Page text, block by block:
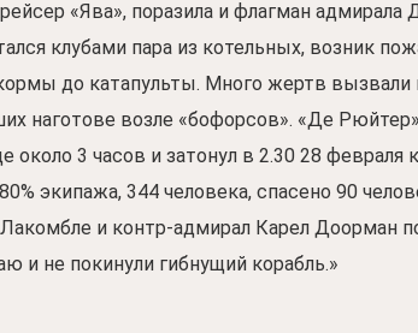
«Ява», поразила и флагман адмирала
клубами пара из ко­тельных, возник
до катапульты. Мно­го жертв
наготове возле «бофорсов». «Де
около 3 часов и затонул в 2.30 28 февраля
экипажа, 344 человека, спасено 90
и контр-адмирал Ка­рел Доорман
и не покинули гиб­нущий корабль.»